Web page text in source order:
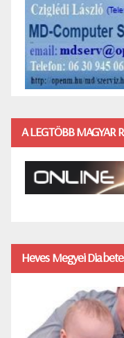
A LEGTÖBB MAGYAR
Heves Megyei